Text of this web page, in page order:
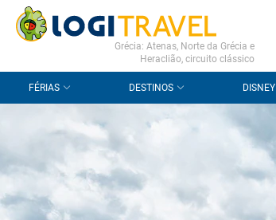
CONTACTO PERGUNTAS FREQUENTES
Grécia: Atenas, Norte da Grécia e
Heraclião, circuito clássico
FÉRIAS DESTINOS DISNEY